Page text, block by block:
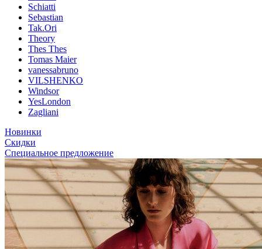
Schiatti
Sebastian
Tak.Ori
Theory
Thes Thes
Tomas Maier
vanessabruno
VILSHENKO
Windsor
YesLondon
Zagliani
Новинки
Скидки
Специальное предложение